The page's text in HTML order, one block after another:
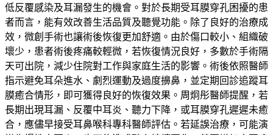
低反覆感染及耳漏發生的機會。對於長期受耳膜穿孔困擾的患
者而言，能有效改善生活品質及聽覺功能。除了良好的治療成
效，微創手術也讓術後恢復更加舒適。由於傷口較小、組織破
壞少，患者術後疼痛較輕微，若恢復情況良好，多數於手術隔
天可出院，減少住院對工作與家庭生活的影響。術後依照醫師
指示避免耳朵進水、劇烈運動及過度擤鼻，並定期回診追蹤耳
膜癒合情形，即可獲得良好的恢復效果。周炯彤醫師提醒，若
長期出現耳漏、反覆中耳炎、聽力下降，或耳膜穿孔遲遲未癒
合，應儘早接受耳鼻喉科專科醫師評估。若延誤治療，可能演